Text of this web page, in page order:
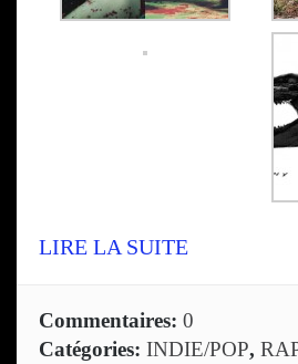
LIRE LA SUITE
Commentaires: 0
Catégories: INDIE/POP,